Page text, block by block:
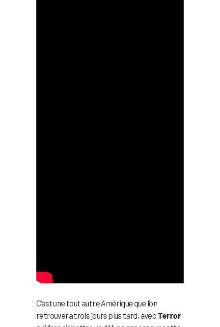
C’est une tout autre Amérique que l’on
retrouvera trois jours plus tard, avec Terror